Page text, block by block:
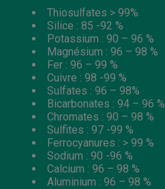
Thiosulfates > 99%
Silice : 85 -92 %
Potassium : 90 – 96 %
Magnésium : 96 – 98 %
Fer : 96 – 99 %
Cuivre : 98 -99 %
Sulfates : 96 – 98%
Bicarbonates : 94 – 96 %
Chromates : 90 – 98 %
Sulfites : 97 -99 %
Ferrocyanures : > 99 %
Sodium : 90 -96 %
Calcium : 96 – 98 %
Aluminium : 96 – 98 %